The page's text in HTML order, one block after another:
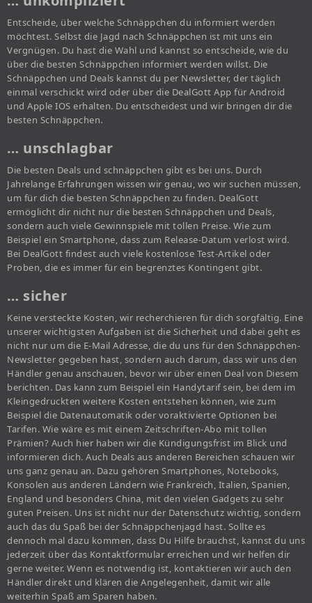
Entscheide, über welche Schnäppchen du informiert werden
möchtest. Selbst die Jagd nach Schnäppchen ist mit uns ein
Vergnügen. Du hast die Wahl und kannst so entscheide, wie du
über die besten Schnäppchen informiert werden willst. Die
Schnäppchen und Deals kannst du per Newsletter, der täglich
einmal verschickt wird oder über die DealGott App für Android
und Apple IOS erhalten. Du entscheidest und wir bringen dir die
besten Schnäppchen.
… unschlagbar
Die besten Deals und schnäppchen gibt es bei uns. Durch
Jahrelange Erfahrungen wissen wir genau, wo wir suchen müssen,
um für dich die besten Schnäppchen zu finden. DealGott
ermöglicht dir nicht nur die besten Schnäppchen und Deals,
sondern auch viele Gewinnspiele mit tollen Preise. Wie zum
Beispiel ein Smartphone, dass zum Release-Datum verlost wird.
Bei DealGott findest auch viele kostenlose Test-Artikel oder
Proben, die es immer für ein begrenztes Kontingent gibt.
… sicher
Keine versteckte Kosten, wir recherchieren für dich sorgfältig. Eine
unserer wichtigsten Aufgaben ist die Sicherheit und dabei geht es
nicht nur um die E-Mail Adresse, die du uns für den Schnäppchen-
Newsletter gegeben hast, sondern auch darum, dass wir uns den
Händler genau anschauen, bevor wir über einen Deal von Diesem
berichten. Das kann zum Beispiel ein Handytarif sein, bei dem im
Kleingedruckten weitere Kosten entstehen können, wie zum
Beispiel die Datenautomatik oder voraktivierte Optionen bei
Tarifen. Wie wäre es mit einem Zeitschriften-Abo mit tollen
Prämien? Auch hier haben wir die Kündigungsfrist im Blick und
informieren dich. Auch Deals aus anderen Bereichen schauen wir
uns ganz genau an. Dazu gehören Smartphones, Notebooks,
Konsolen aus anderen Ländern wie Frankreich, Italien, Spanien,
England und besonders China, mit den vielen Gadgets zu sehr
guten Preisen. Uns ist nicht nur der Datenschutz wichtig, sondern
auch das du Spaß bei der Schnäppchenjagd hast. Sollte es
dennoch mal dazu kommen, dass Du Hilfe brauchst, kannst du uns
jederzeit über das Kontaktformular erreichen und wir helfen dir
gerne weiter. Wenn es notwendig ist, kontaktieren wir auch den
Händler direkt und klären die Angelegenheit, damit wir alle
weiterhin Spaß am Sparen haben.